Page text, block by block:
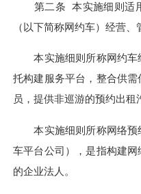
第二条 本实施细则适用
（以下简称网约车）经营、
本实施细则所称网约车
托构建服务平台，整合供
员，提供非巡游的预约出租
本实施细则所称网络预
车平台公司），是指构建
的企业法人。